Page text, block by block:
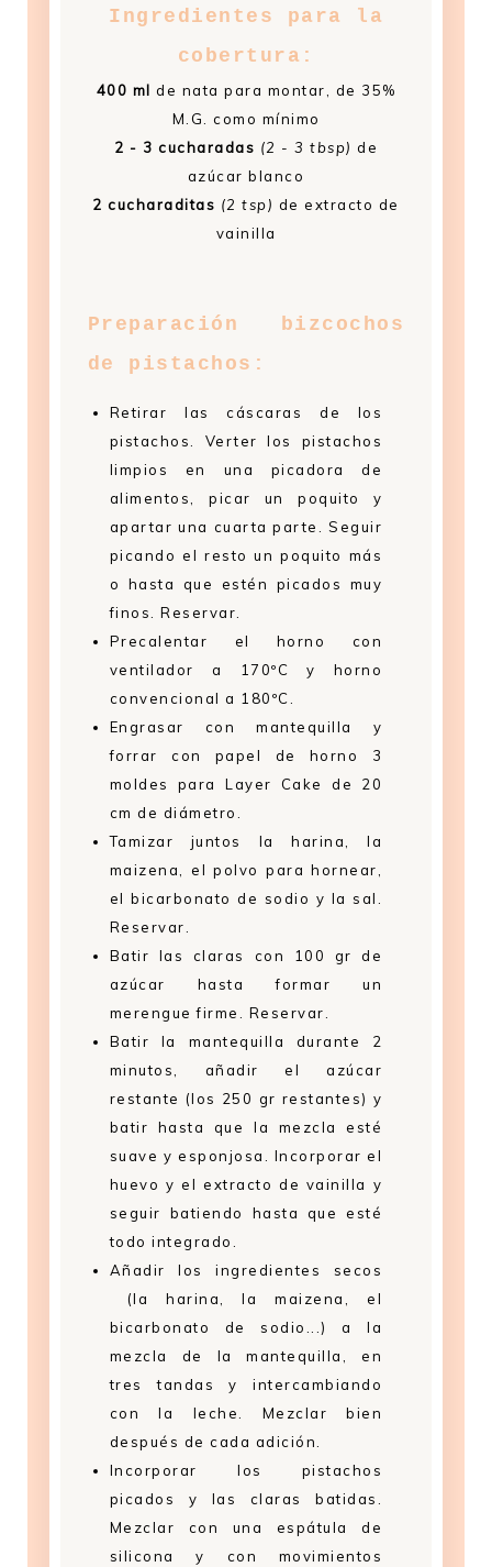
Ingredientes para la
cobertura:
400 ml de nata para montar, de 35%
M.G. como mínimo
2 - 3 cucharadas (2 - 3 tbsp) de
azúcar blanco
2 cucharaditas (2 tsp) de extracto de
vainilla
Preparación bizcochos
de pistachos:
Retirar las cáscaras de los
pistachos. Verter los pistachos
limpios en una picadora de
alimentos, picar un poquito y
apartar una cuarta parte. Seguir
picando el resto un poquito más
o hasta que estén picados muy
finos. Reservar.
Precalentar el horno con
ventilador a 170ºC y horno
convencional a 180ºC.
Engrasar con mantequilla y
forrar con papel de horno 3
moldes para Layer Cake de 20
cm de diámetro.
Tamizar juntos la harina, la
maizena, el polvo para hornear,
el bicarbonato de sodio y la sal.
Reservar.
Batir las claras con 100 gr de
azúcar hasta formar un
merengue firme. Reservar.
Batir la mantequilla durante 2
minutos, añadir el azúcar
restante (los 250 gr restantes) y
batir hasta que la mezcla esté
suave y esponjosa. Incorporar el
huevo y el extracto de vainilla y
seguir batiendo hasta que esté
todo integrado.
Añadir los ingredientes secos
(la harina, la maizena, el
bicarbonato de sodio...) a la
mezcla de la mantequilla, en
tres tandas y intercambiando
con la leche. Mezclar bien
después de cada adición.
Incorporar los pistachos
picados y las claras batidas.
Mezclar con una espátula de
silicona y con movimientos